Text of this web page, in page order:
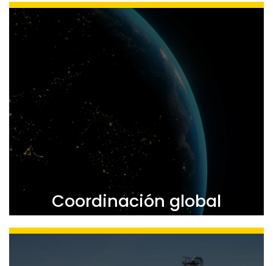
Los clientes tienen prioridaden la entrega de
servicios, incluyendo una respuesta rápida a
incidentes de seguridad, preferencia en el
despliegue de personal y tecnologías de seguridad,
así como un soporte y atención preferencial.​
Coordinación global
través dediversas culturas/entornos y